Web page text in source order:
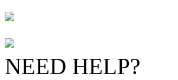
NEED HELP?